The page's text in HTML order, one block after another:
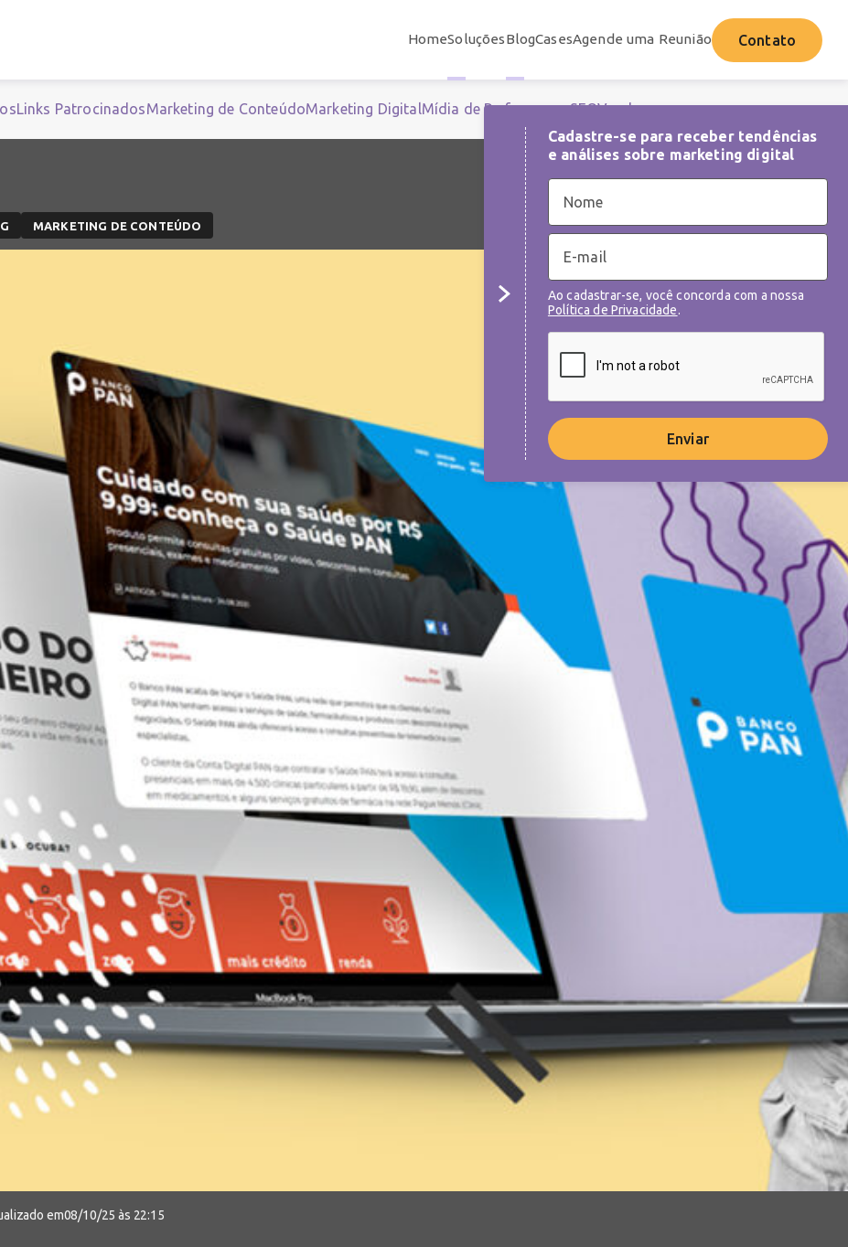
HomeSoluçõesBlogCasesAgende uma Reunião Contato
Links PatrocinadosMarketing de ConteúdoMarketing DigitalMídia de PerformanceSEOVendas
Cadastre-se para receber tendências
e análises sobre marketing digital
Ao cadastrar-se, você concorda com a nossa
Política de Privacidade.
Enviar
MARKETING DE CONTEÚDO
em08/10/25 às 22:15